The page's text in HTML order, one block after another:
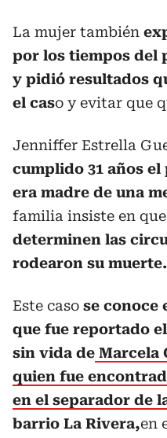
La mujer también
por los tiempos del
y pidió resultados
el caso y evitar que
Jenniffer Estrella
cumplido 31 años el
era madre de una
familia insiste en que
determinen las
rodearon su muerte.
Este caso se conoce
que fue reportado
sin vida de Marcela
quien fue
en el separador de
barrio La Rivera,en